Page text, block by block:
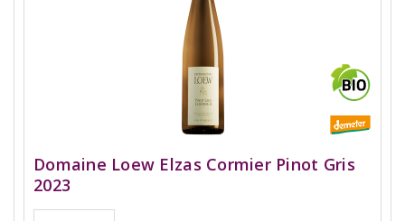
Domaine Loew Elzas Cormier Pinot Gris
2023